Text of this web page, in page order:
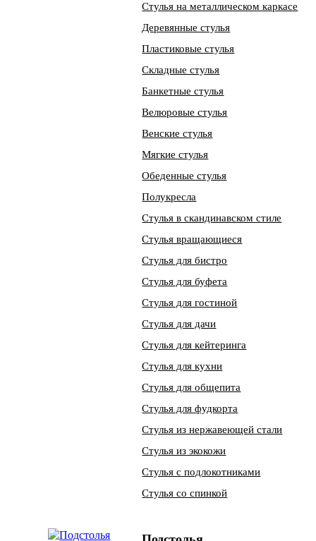
Стулья на металлическом каркасе
Деревянные стулья
Пластиковые стулья
Складные стулья
Банкетные стулья
Велюровые стулья
Венские стулья
Мягкие стулья
Обеденные стулья
Полукресла
Стулья в скандинавском стиле
Стулья вращающиеся
Стулья для бистро
Стулья для буфета
Стулья для гостиной
Стулья для дачи
Стулья для кейтеринга
Стулья для кухни
Стулья для общепита
Стулья для фудкорта
Стулья из нержавеющей стали
Стулья из экокожи
Стулья с подлокотниками
Стулья со спинкой